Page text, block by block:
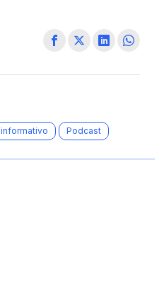
informativo Podcast